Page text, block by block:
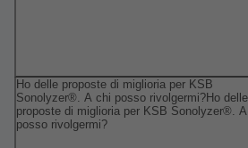
Ho delle proposte di miglioria per KSB
Sonolyzer®. A chi posso rivolgermi?Ho delle
proposte di miglioria per KSB Sonolyzer®.
posso rivolgermi?